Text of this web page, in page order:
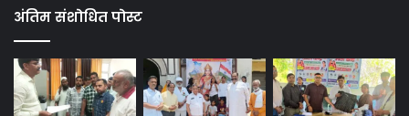
अंतिम संशोधित पोस्ट